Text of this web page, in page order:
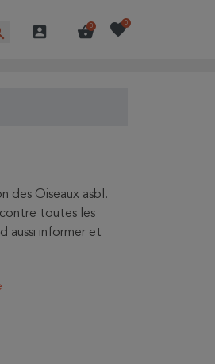
account_box shopping_basket
0 favorite0
des Oiseaux asbl.
toutes les
aussi informer et